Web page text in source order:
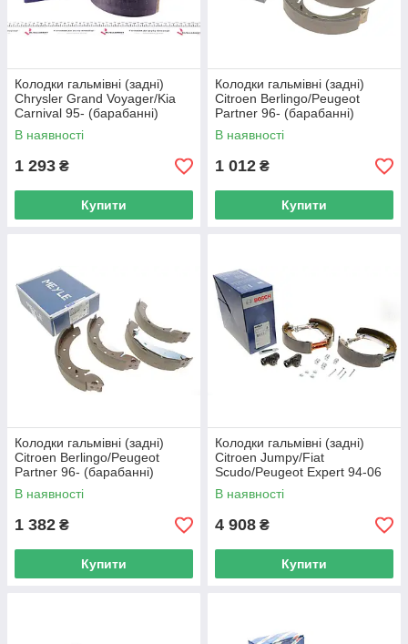
Колодки гальмівні (задні)
Chrysler Grand Voyager/Kia
Carnival 95- (барабанні)
(254x57) KAMPOL K-664
UA62
В наявності
1 293 ₴
Купити
Колодки гальмівні (задні)
Citroen Berlingo/Peugeot
Partner 96- (барабанні)
(228.6x41.5) KAMPOL K-162
UA62
В наявності
1 012 ₴
Купити
Колодки гальмівні (задні)
Citroen Berlingo/Peugeot
Partner 96- (барабанні)
(229x42) Lucas 11-14 533
0001 UA62
В наявності
1 382 ₴
Купити
Колодки гальмівні (задні)
Citroen Jumpy/Fiat
Scudo/Peugeot Expert 94-06
(барабанні) Ремкопл 0 204
114 112 UA62
В наявності
4 908 ₴
Купити